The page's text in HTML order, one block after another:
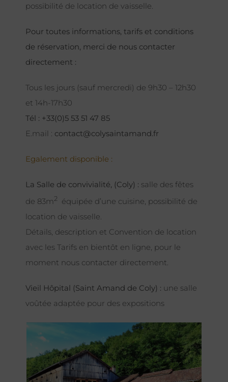
possibilité de location de vaisselle.
Pour toutes informations, tarifs et conditions
de réservation, merci de nous contacter
directement :
Tous les jours (sauf mercredi) de 9h30 – 12h30
et 14h-17h30
Tél : +33(0)5 53 51 47 85
E.mail : contact@colysaintamand.fr
Egalement disponible :
La Salle de convivialité, (Coly) : salle des fêtes
de 83m2
équipée d’une cuisine, possibilité de
location de vaisselle.
Détails, description et Convention de location
avec les Tarifs en bientôt en ligne, pour le
moment nous contacter directement.
Vieil Hôpital (Saint Amand de Coly) : une salle
voûtée adaptée pour des expositions